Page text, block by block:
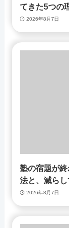
てきた5つの
2026年8月7日
塾の宿題が
法と、減ら
2026年8月7日